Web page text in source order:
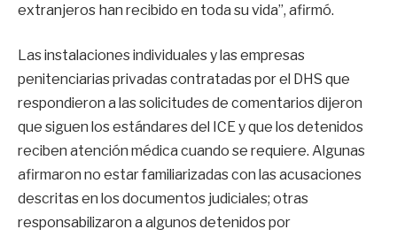
extranjeros han recibido en toda su vida”, afirmó.
Las instalaciones individuales y las empresas
penitenciarias privadas contratadas por el DHS que
respondieron a las solicitudes de comentarios dijeron
que siguen los estándares del ICE y que los detenidos
reciben atención médica cuando se requiere. Algunas
afirmaron no estar familiarizadas con las acusaciones
descritas en los documentos judiciales; otras
responsabilizaron a algunos detenidos por